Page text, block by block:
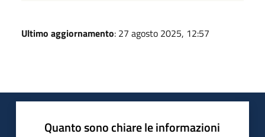
Ultimo aggiornamento: 27 agosto 2025, 12:57
Quanto sono chiare le informazioni